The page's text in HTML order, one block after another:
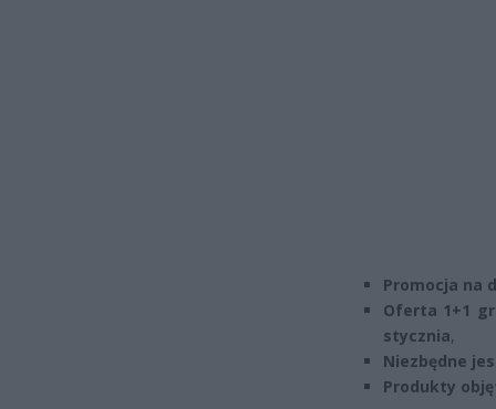
Promocja na
Oferta 1+1
stycznia,
Niezbędne
Produkty